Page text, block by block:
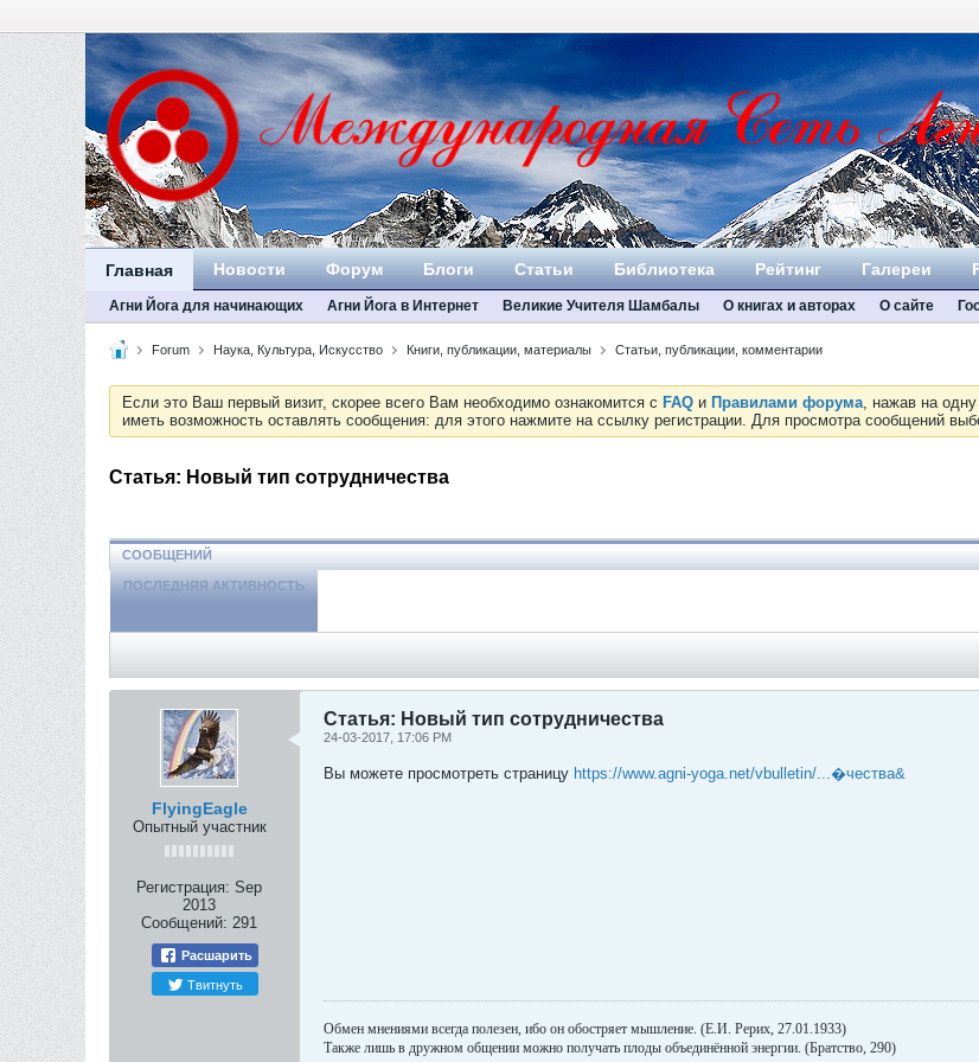
Главная Новости Форум Блоги Статьи Библиотека Рейтинг Галереи
Агни Йога для начинающих Агни Йога в Интернет Великие Учителя Шамбалы О книгах и авторах О сайте
Forum Наука, Культура, Искусство Книги, публикации, материалы Статьи, публикации, комментарии
Если это Ваш первый визит, скорее всего Вам необходимо ознакомится с FAQ и Правилами форума, нажав на
иметь возможность оставлять сообщения: для этого нажмите на ссылку регистрации. Для просмотра сообщений
Статья: Новый тип сотрудничества
СООБЩЕНИЙ
ПОСЛЕДНЯЯ АКТИВНОСТЬ
FlyingEagle
Опытный участник
Регистрация: Sep
2013
Сообщений: 291
Расшарить
Твитнуть
Статья: Новый тип сотрудничества
24-03-2017, 17:06 PM
Вы можете просмотреть страницу https://www.agni-yoga.net/vbulletin/...�чества&
Обмен мнениями всегда полезен, ибо он обостряет мышление. (Е.И. Рерих, 27.01.1933)
Также лишь в дружном общении можно получать плоды объединённой энергии. (Братство, 290)